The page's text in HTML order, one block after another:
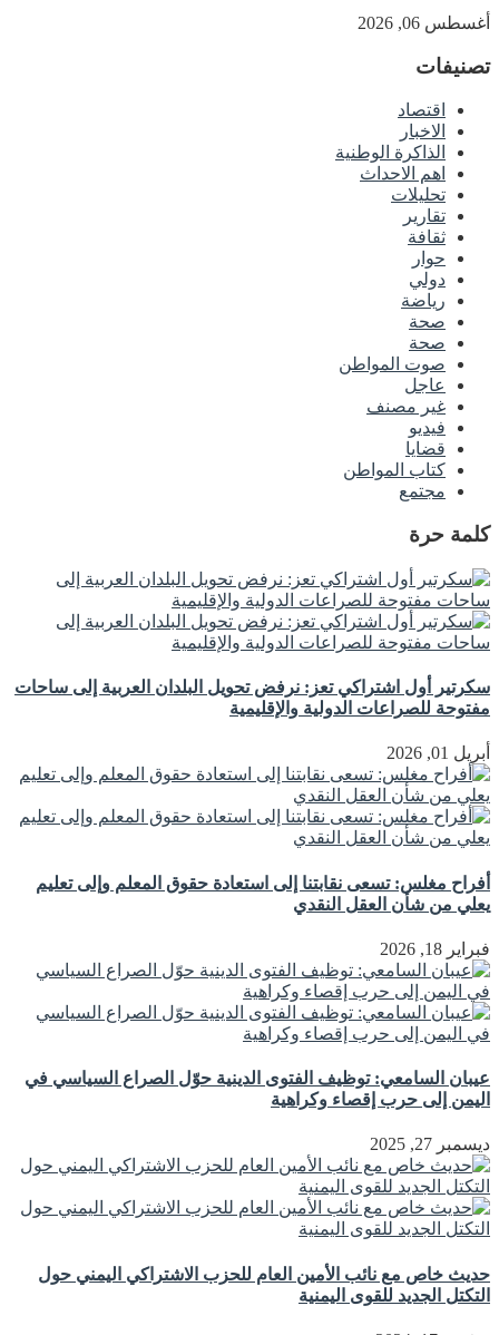
أغسطس 06, 2026
تصنيفات
اقتصاد
الاخبار
الذاكرة الوطنية
اهم الاحداث
تحليلات
تقارير
ثقافة
حوار
دولي
رياضة
صحة
صحة
صوت المواطن
عاجل
غير مصنف
فيديو
قضايا
كتاب المواطن
مجتمع
كلمة حرة
سكرتير أول اشتراكي تعز: نرفض تحويل البلدان العربية إلى ساحات
مفتوحة للصراعات الدولية والإقليمية
أبريل 01, 2026
أفراح مغلس: تسعى نقابتنا إلى استعادة حقوق المعلم وإلى تعليم
يعلي من شأن العقل النقدي
فبراير 18, 2026
عيبان السامعي: توظيف الفتوى الدينية حوّل الصراع السياسي في
اليمن إلى حرب إقصاء وكراهية
ديسمبر 27, 2025
حديث خاص مع نائب الأمين العام للحزب الاشتراكي اليمني حول
التكتل الجديد للقوى اليمنية